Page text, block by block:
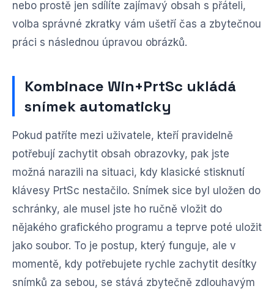
nebo prostě jen sdílíte zajímavý obsah s přáteli,
volba správné zkratky vám ušetří čas a zbytečnou
práci s následnou úpravou obrázků.
Kombinace Win+PrtSc ukládá
snímek automaticky
Pokud patříte mezi uživatele, kteří pravidelně
potřebují zachytit obsah obrazovky, pak jste
možná narazili na situaci, kdy klasické stisknutí
klávesy PrtSc nestačilo. Snímek sice byl uložen do
schránky, ale musel jste ho ručně vložit do
nějakého grafického programu a teprve poté uložit
jako soubor. To je postup, který funguje, ale v
momentě, kdy potřebujete rychle zachytit desítky
snímků za sebou, se stává zbytečně zdlouhavým